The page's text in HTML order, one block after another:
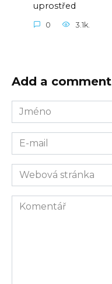
uprostřed
0 3.1k.
Add a comment
Jméno
E-
mail
Webová
stránka
Komentář